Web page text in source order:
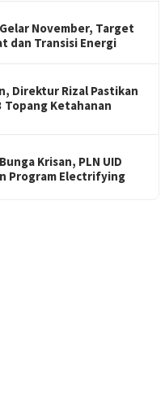
November, Target
dan Transisi Energi
Direktur Rizal Pastikan
Topang Ketahanan
Krisan, PLN UID
Program Electrifying